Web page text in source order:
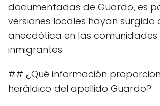
documentadas de Guardo, es
versiones locales hayan surgido
anecdótica en las comunidades
inmigrantes.
## ¿Qué información
heráldico del apellido Guardo?